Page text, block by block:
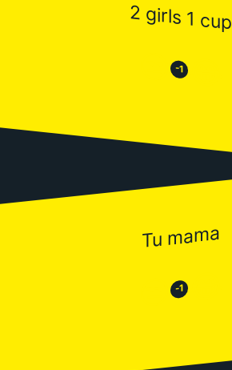
2 girls 1 cup
😒 -1 😂
Tu mama
😒 -1 😂